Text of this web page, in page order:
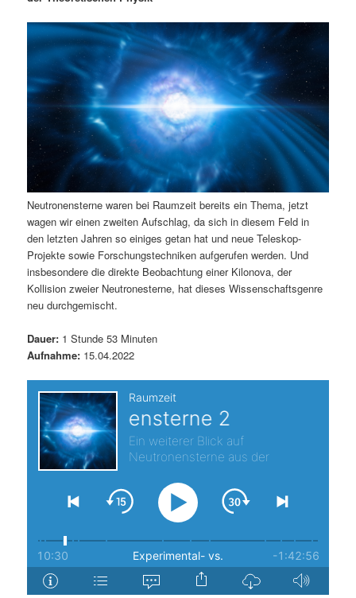
ä
r
e
n
n
h
a
l
t
s
p
r
e
n
d
ä
r
n
I
n
h
a
l
t
s
n
n
a
v
i
g
a
i
o
Neutronensterne waren bei Raumzeit bereits ein Thema, jetzt
wagen wir einen zweiten Aufschlag, da sich in diesem Feld in
den letzten Jahren so einiges getan hat und neue Teleskop-
Projekte sowie Forschungstechniken aufgerufen werden. Und
insbesondere die direkte Beobachtung einer Kilonova, der
Kollision zweier Neutronesterne, hat dieses Wissenschaftsgenre
neu durchgemischt.
Dauer: 1 Stunde 53 Minuten
Aufnahme: 15.04.2022